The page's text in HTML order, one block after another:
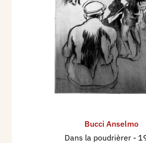
Bucci Anselmo
Dans la poudrièrer -